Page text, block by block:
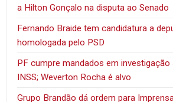
a Hilton Gonçalo na disputa ao Senado
Fernando Braide tem candidatura a
homologada pelo PSD
PF cumpre mandados em
INSS; Weverton Rocha é alvo
Grupo Brandão dá ordem para